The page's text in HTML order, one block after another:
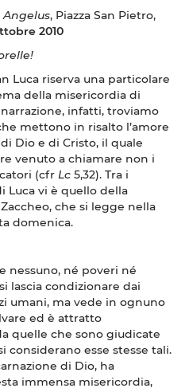
Angelus, Piazza San Pietro,
2010
Luca riserva una particolare
della misericordia di
narrazione, infatti, troviamo
mettono in risalto l’amore
Dio e di Cristo, il quale
venuto a chiamare non i
(cfr Lc 5,32). Tra i
Luca vi è quello della
che si legge nella
domenica.
nessuno, né poveri né
lascia condizionare dai
umani, ma vede in ognuno
ed è attratto
quelle che sono giudicate
considerano esse stesse tali.
di Dio, ha
immensa misericordia,